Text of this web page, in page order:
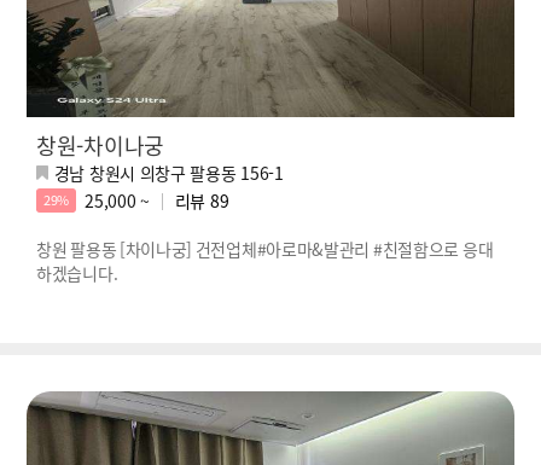
창원-차이나궁
경남 창원시 의창구 팔용동 156-1
29% 25,000 ~ 리뷰 89
창원 팔용동 [차이나궁] 건전업체#아로마&발관리 #친절함으로 응대
하겠습니다.